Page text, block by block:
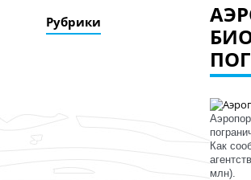
Рубрики
Как
млн).